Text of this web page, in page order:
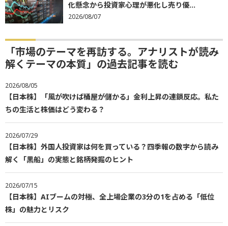
化懸念から投資家心理が悪化し売り優...
2026/08/07
「市場のテーマを再訪する。アナリストが読み
解くテーマの本質」の過去記事を読む
2026/08/05
【日本株】「風が吹けば桶屋が儲かる」金利上昇の連鎖反応。私た
ちの生活と株価はどう変わる？
2026/07/29
【日本株】外国人投資家は何を買っている？四季報の数字から読み
解く「黒船」の実態と銘柄発掘のヒント
2026/07/15
【日本株】AIブームの対極、全上場企業の3分の1を占める「低位
株」の魅力とリスク